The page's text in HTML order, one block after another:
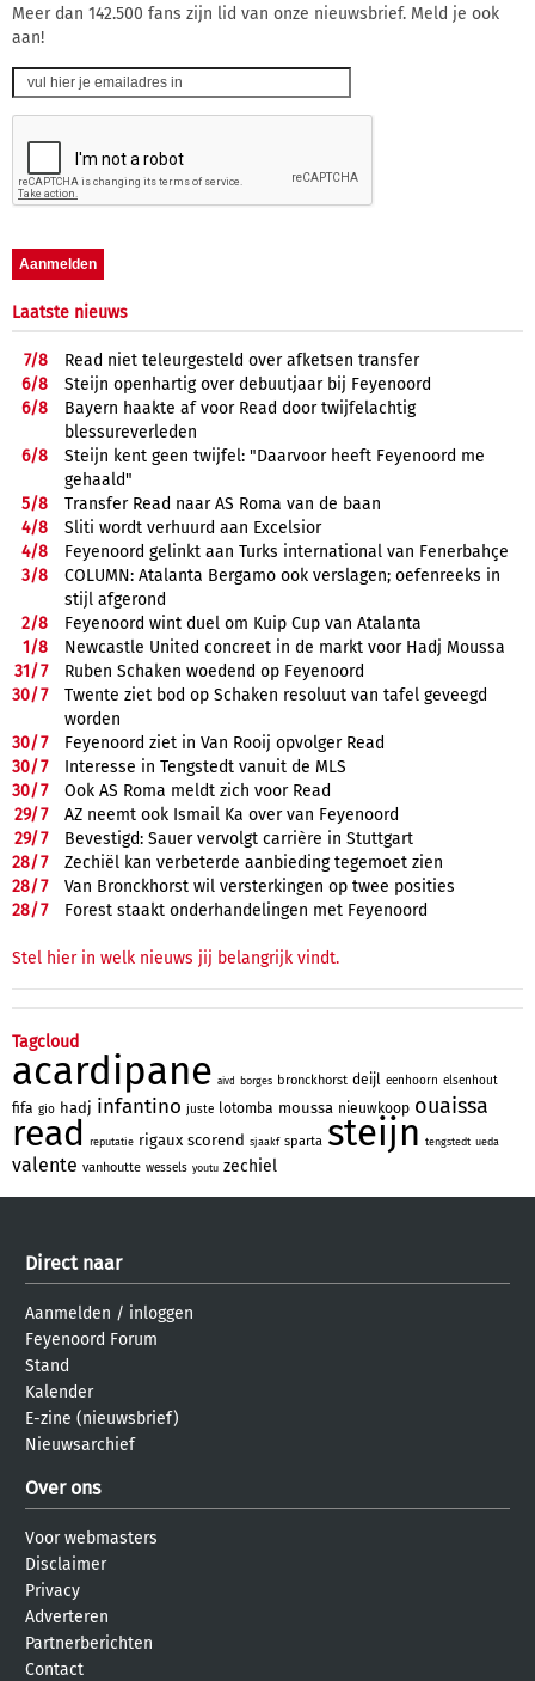
Meer dan 142.500 fans zijn lid van onze nieuwsbrief. Meld je ook
aan!
Laatste nieuws
7/8
Read niet teleurgesteld over afketsen transfer
6/8
Steijn openhartig over debuutjaar bij Feyenoord
6/8
Bayern haakte af voor Read door twijfelachtig
blessureverleden
6/8
Steijn kent geen twijfel: "Daarvoor heeft Feyenoord me
gehaald"
5/8
Transfer Read naar AS Roma van de baan
4/8
Sliti wordt verhuurd aan Excelsior
4/8
Feyenoord gelinkt aan Turks international van Fenerbahçe
3/8
COLUMN: Atalanta Bergamo ook verslagen; oefenreeks in
stijl afgerond
2/8
Feyenoord wint duel om Kuip Cup van Atalanta
1/8
Newcastle United concreet in de markt voor Hadj Moussa
31/7
Ruben Schaken woedend op Feyenoord
30/7
Twente ziet bod op Schaken resoluut van tafel geveegd
worden
30/7
Feyenoord ziet in Van Rooij opvolger Read
30/7
Interesse in Tengstedt vanuit de MLS
30/7
Ook AS Roma meldt zich voor Read
29/7
AZ neemt ook Ismail Ka over van Feyenoord
29/7
Bevestigd: Sauer vervolgt carrière in Stuttgart
28/7
Zechiël kan verbeterde aanbieding tegemoet zien
28/7
Van Bronckhorst wil versterkingen op twee posities
28/7 Forest staakt onderhandelingen met Feyenoord
Stel hier in welk nieuws jij belangrijk vindt.
Tagcloud
acardipane aivd borges bronckhorst deijl eenhoorn elsenhout
fifa gio hadj infantino juste lotomba moussa nieuwkoop ouaissa
read reputatie rigaux scorend sjaakf sparta steijn tengstedt ueda
valente vanhoutte wessels youtu zechiel
Direct naar
Aanmelden / inloggen
Feyenoord Forum
Stand
Kalender
E-zine (nieuwsbrief)
Nieuwsarchief
Over ons
Voor webmasters
Disclaimer
Privacy
Adverteren
Partnerberichten
Contact